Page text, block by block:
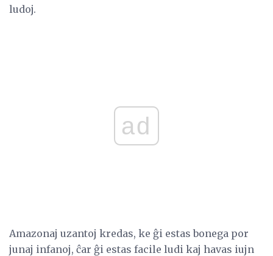
ludoj.
ad
Amazonaj uzantoj kredas, ke ĝi estas bonega por
junaj infanoj, ĉar ĝi estas facile ludi kaj havas iujn